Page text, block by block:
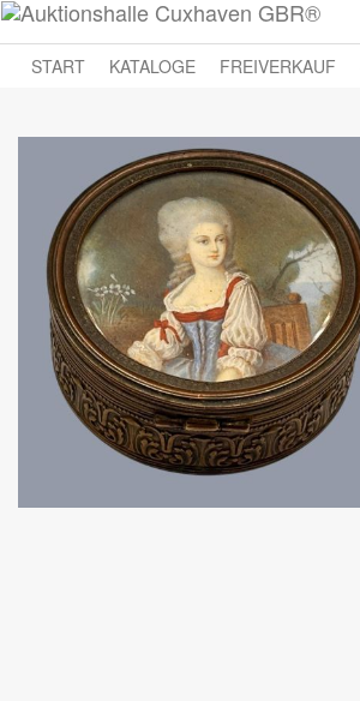
START
KATALOGE FREIVERKAUF